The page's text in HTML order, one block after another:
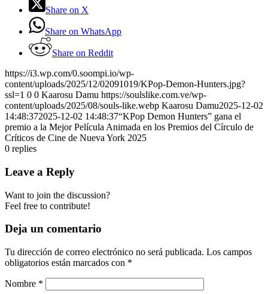
Share on X
Share on WhatsApp
Share on Reddit
https://i3.wp.com/0.soompi.io/wp-
content/uploads/2025/12/02091019/KPop-Demon-Hunters.jpg?
ssl=1 0 0 Kaarosu Damu https://soulslike.com.ve/wp-
content/uploads/2025/08/souls-like.webp Kaarosu Damu2025-12-02
14:48:372025-12-02 14:48:37“KPop Demon Hunters” gana el
premio a la Mejor Película Animada en los Premios del Círculo de
Críticos de Cine de Nueva York 2025
0 replies
Leave a Reply
Want to join the discussion?
Feel free to contribute!
Deja un comentario
Tu dirección de correo electrónico no será publicada. Los campos
obligatorios están marcados con *
Nombre *